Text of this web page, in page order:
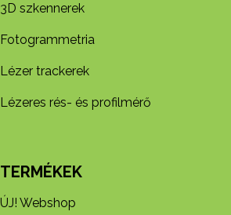
3D szkennerek
Fotogrammetria
Lézer trackerek
Lézeres rés- és profilmérő
TERMÉKEK
ÚJ! Webshop